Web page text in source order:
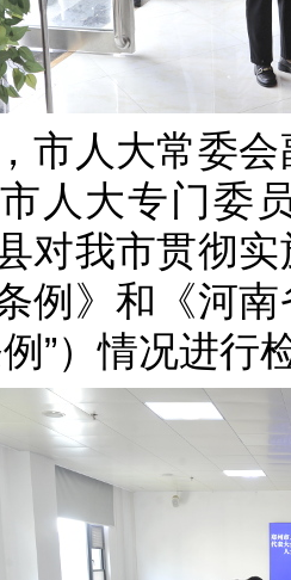
人大常委会
人大专门委
对我市贯彻
例》和《河
”）情况进行